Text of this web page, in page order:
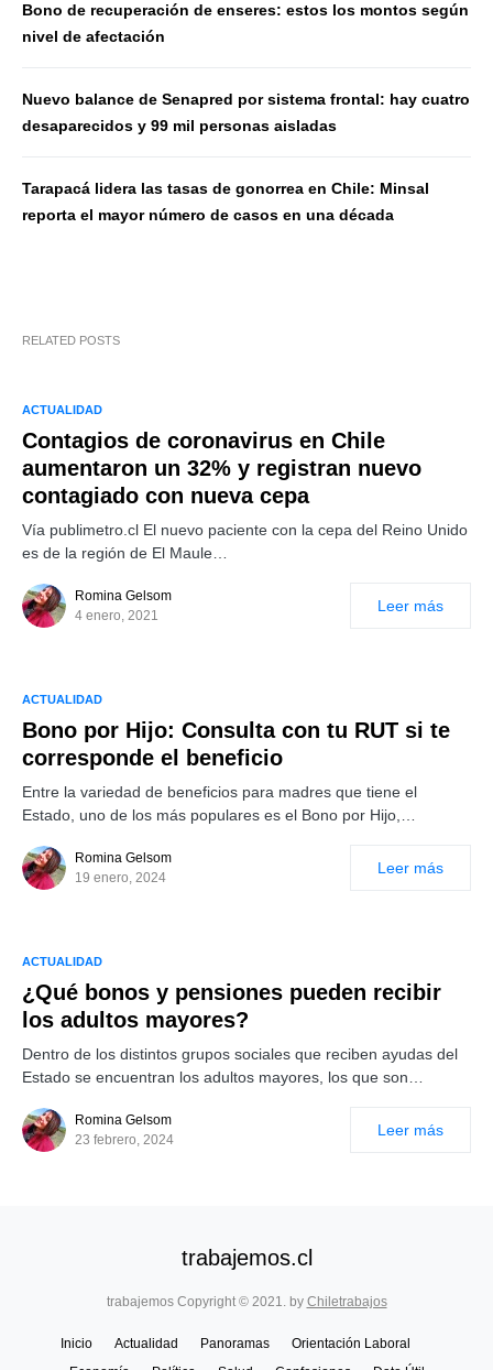
Bono de recuperación de enseres: estos los montos según
nivel de afectación
Nuevo balance de Senapred por sistema frontal: hay cuatro
desaparecidos y 99 mil personas aisladas
Tarapacá lidera las tasas de gonorrea en Chile: Minsal
reporta el mayor número de casos en una década
RELATED POSTS
ACTUALIDAD
Contagios de coronavirus en Chile
aumentaron un 32% y registran nuevo
contagiado con nueva cepa
Vía publimetro.cl El nuevo paciente con la cepa del Reino Unido
es de la región de El Maule…
Romina Gelsom
4 enero, 2021
Leer más
ACTUALIDAD
Bono por Hijo: Consulta con tu RUT si te
corresponde el beneficio
Entre la variedad de beneficios para madres que tiene el
Estado, uno de los más populares es el Bono por Hijo,…
Romina Gelsom
19 enero, 2024
Leer más
ACTUALIDAD
¿Qué bonos y pensiones pueden recibir
los adultos mayores?
Dentro de los distintos grupos sociales que reciben ayudas del
Estado se encuentran los adultos mayores, los que son…
Romina Gelsom
23 febrero, 2024
Leer más
trabajemos.cl
trabajemos Copyright © 2021. by Chiletrabajos
Inicio Actualidad Panoramas
Orientación Laboral